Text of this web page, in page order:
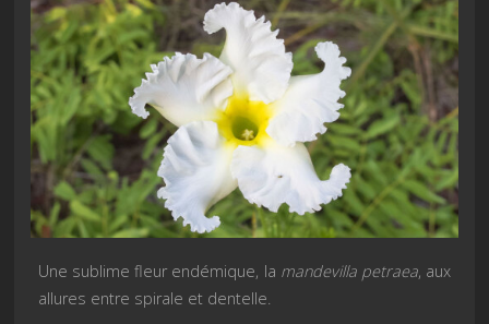
Une sublime fleur endémique, la mandevilla petraea, aux
allures entre spirale et dentelle.